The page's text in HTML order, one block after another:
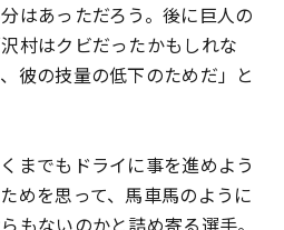
はあっただろう。後に巨人の
村はクビだったかもしれな
彼の技量の低下のためだ」と
までもドライに事を進めよう
めを思って、馬車馬のように
もないのかと詰め寄る選手。